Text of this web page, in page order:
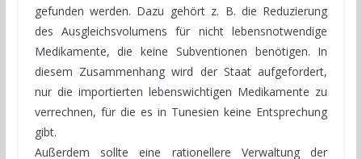
gefunden werden. Dazu gehört z. B. die Reduzierung
des Ausgleichsvolumens für nicht lebensnotwendige
Medikamente, die keine Subventionen benötigen. In
diesem Zusammenhang wird der Staat aufgefordert,
nur die importierten lebenswichtigen Medikamente zu
verrechnen, für die es in Tunesien keine Entsprechung
gibt.
Außerdem sollte eine rationellere Verwaltung der